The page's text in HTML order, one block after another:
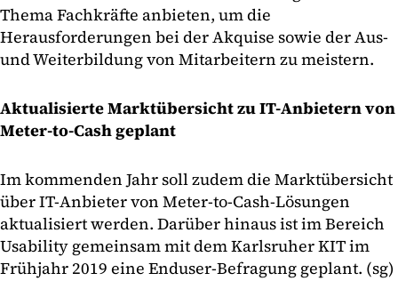
Thema Fachkräfte anbieten, um die
Herausforderungen bei der Akquise sowie der Aus-
und Weiterbildung von Mitarbeitern zu meistern.
Aktualisierte Marktübersicht zu IT-Anbietern von
Meter-to-Cash geplant
Im kommenden Jahr soll zudem die Marktübersicht
über IT-Anbieter von Meter-to-Cash-Lösungen
aktualisiert werden. Darüber hinaus ist im Bereich
Usability gemeinsam mit dem Karlsruher KIT im
Frühjahr 2019 eine Enduser-Befragung geplant. (sg)